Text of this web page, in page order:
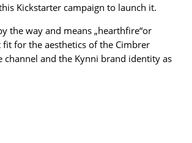
Kickstarter campaign to launch it.
the way and means „hearthfire“or
fit for the aesthetics of the Cimbrer
channel and the Kynni brand identity as